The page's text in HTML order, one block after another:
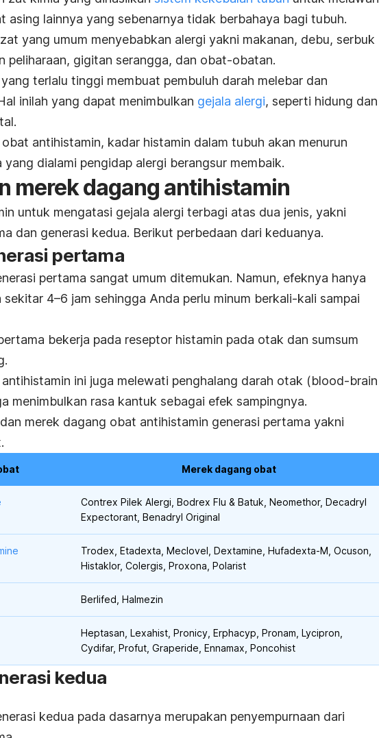
asing lainnya yang sebenarnya tidak berbahaya bagi tubuh.
yang umum menyebabkan alergi yakni makanan, debu, serbuk
peliharaan, gigitan serangga, dan obat-obatan.
terlalu tinggi membuat pembuluh darah melebar dan
inilah yang dapat menimbulkan gejala alergi, seperti hidung dan
antihistamin, kadar histamin dalam tubuh akan menurun
yang dialami pengidap alergi berangsur membaik.
merek dagang antihistamin
untuk mengatasi gejala alergi terbagi atas dua jenis, yakni
dan generasi kedua. Berikut perbedaan dari keduanya.
pertama
pertama sangat umum ditemukan. Namun, efeknya hanya
4–6 jam sehingga Anda perlu minum berkali-kali sampai
bekerja pada reseptor histamin pada otak dan sumsum
ini juga melewati penghalang darah otak (blood-brain
menimbulkan rasa kantuk sebagai efek sampingnya.
merek dagang obat antihistamin generasi pertama yakni
Merek dagang obat
Contrex Pilek Alergi, Bodrex Flu & Batuk, Neomethor, Decadryl
Expectorant, Benadryl Original
Trodex, Etadexta, Meclovel, Dextamine, Hufadexta-M, Ocuson,
Histaklor, Colergis, Proxona, Polarist
Berlifed, Halmezin
Heptasan, Lexahist, Pronicy, Erphacyp, Pronam, Lycipron,
Cydifar, Profut, Graperide, Ennamax, Poncohist
kedua
kedua pada dasarnya merupakan penyempurnaan dari